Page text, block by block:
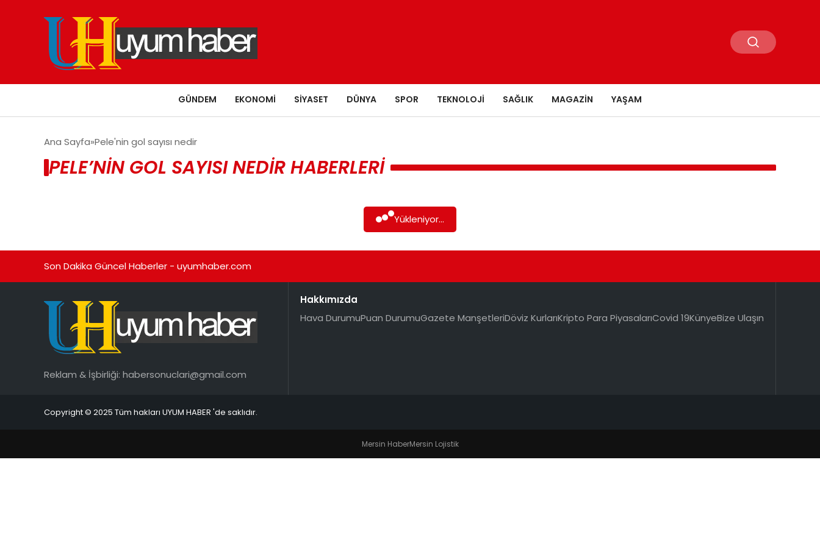
GÜNDEM EKONOMI SIYASET DÜNYA SPOR TEKNOLOJI SAĞLIK MAGAZIN YAŞAM
Ana Sayfa Pele'nin gol sayısı nedir
PELE’NIN GOL SAYISI NEDIR HABERLERI
Yükleniyor...
Son Dakika Güncel Haberler - uyumhaber.com
Reklam & İşbirliği: habersonuclari@gmail.com
Hakkımızda
Hava DurumuPuan DurumuGazete ManşetleriDöviz KurlarıKripto Para PiyasalarıCovid 19KünyeBize Ulaşın
Copyright © 2025 Tüm hakları UYUM HABER 'de saklıdır.
Mersin HaberMersin Lojistik